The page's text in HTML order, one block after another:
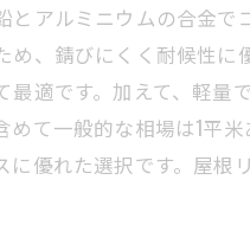
とアルミニウムの合金
め、錆びにくく耐候性
最適です。加えて、軽
めて一般的な相場は1平
に優れた選択です。屋